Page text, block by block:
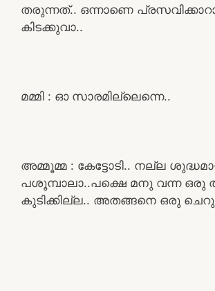
തരുന്നത്.. ഒന്നാണെ
കിടക്കുവാ..
മമ്മി : ഓ സാരമില്ലെന്നെ..
അമ്മൂമ്മ : കേട്ടോടി.. നല്ല
പശൂമ്പാലാ..പക്ഷെ മനു വന്ന ഒരു
കുടിക്കില്ല.. അതങ്ങനെ ഒരു